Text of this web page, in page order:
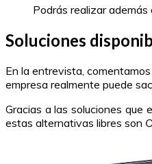
Podrás realizar
Soluciones
En la entrevista,
empresa realmente puede
Gracias a las soluciones que
estas alternativas libres son